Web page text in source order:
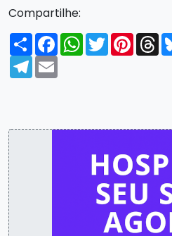
Compartilhe:
Compartilhar
FacebookWhatsApp
Twitter
Telegram
Email